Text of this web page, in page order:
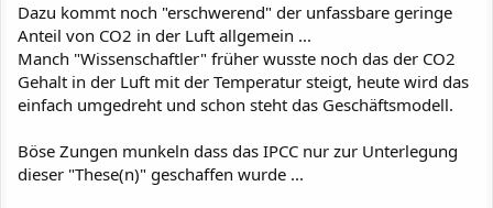
Anhang anzeigen 830077
Deutschland vs. China: CO2-Ausstoß im 50 Jahre-Vergleich
Deutschland ist eine Nachkommastelle im Vergleich mit China
und weltweit ein Fliegenschiss.
Indien und andere Länder rennen gerade China hinterher, good
luck
Was nicht heißt das man nichts machen sollte, aber davon zu
Dazu kommt noch "erschwerend" der unfassbare geringe
Anteil von CO2 in der Luft allgemein ...
Manch "Wissenschaftler" früher wusste noch das der CO2
Gehalt in der Luft mit der Temperatur steigt, heute wird das
einfach umgedreht und schon steht das Geschäftsmodell.
Böse Zungen munkeln dass das IPCC nur zur Unterlegung
dieser "These(n)" geschaffen wurde ...